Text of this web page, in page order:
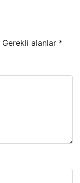
Gerekli alanlar *